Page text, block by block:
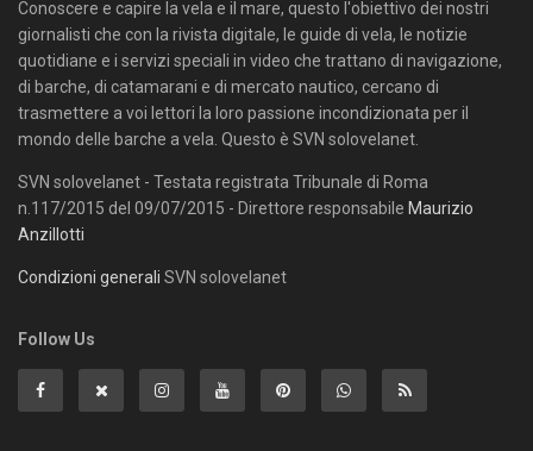
Conoscere e capire la vela e il mare, questo l'obiettivo dei nostri
giornalisti che con la rivista digitale, le guide di vela, le notizie
quotidiane e i servizi speciali in video che trattano di navigazione,
di barche, di catamarani e di mercato nautico, cercano di
trasmettere a voi lettori la loro passione incondizionata per il
mondo delle barche a vela. Questo è SVN solovelanet.
SVN solovelanet - Testata registrata Tribunale di Roma
n.117/2015 del 09/07/2015 - Direttore responsabile Maurizio
Anzillotti
Condizioni generali SVN solovelanet
Follow Us